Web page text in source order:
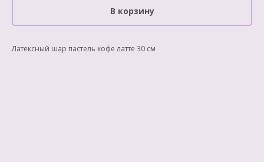
В корзину
Латексный шар пастель кофе латте 30 см